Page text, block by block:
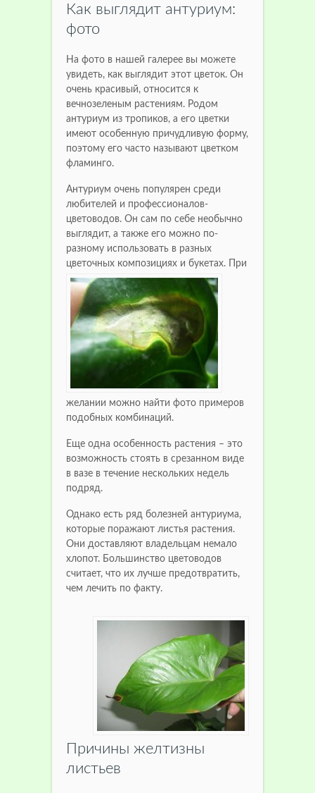
Как выглядит антуриум:
фото
На фото в нашей галерее вы можете
увидеть, как выглядит этот цветок. Он
очень красивый, относится к
вечнозеленым растениям. Родом
антуриум из тропиков, а его цветки
имеют особенную причудливую форму,
поэтому его часто называют цветком
фламинго.
Антуриум очень популярен среди
любителей и профессионалов-
цветоводов. Он сам по себе необычно
выглядит, а также его можно по-
разному использовать в разных
цветочных композициях и букетах. При
желании можно найти фото примеров
подобных комбинаций.
Еще одна особенность растения – это
возможность стоять в срезанном виде
в вазе в течение нескольких недель
подряд.
Однако есть ряд болезней антуриума,
которые поражают листья растения.
Они доставляют владельцам немало
хлопот. Большинство цветоводов
считает, что их лучше предотвратить,
чем лечить по факту.
Причины желтизны
листьев